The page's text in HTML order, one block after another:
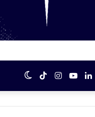
المظلم
TikTok
انستقرام يوتيوب لينكدإنفيسبوك